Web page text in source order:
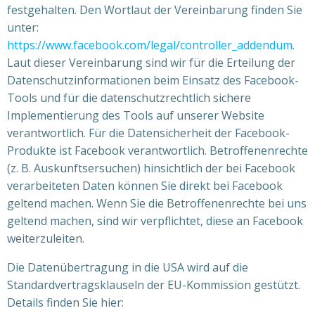
festgehalten. Den Wortlaut der Vereinbarung finden Sie
unter:
https://www.facebook.com/legal/controller_addendum.
Laut dieser Vereinbarung sind wir für die Erteilung der
Datenschutzinformationen beim Einsatz des Facebook-
Tools und für die datenschutzrechtlich sichere
Implementierung des Tools auf unserer Website
verantwortlich. Für die Datensicherheit der Facebook-
Produkte ist Facebook verantwortlich. Betroffenenrechte
(z. B. Auskunftsersuchen) hinsichtlich der bei Facebook
verarbeiteten Daten können Sie direkt bei Facebook
geltend machen. Wenn Sie die Betroffenenrechte bei uns
geltend machen, sind wir verpflichtet, diese an Facebook
weiterzuleiten.
Die Datenübertragung in die USA wird auf die
Standardvertragsklauseln der EU-Kommission gestützt.
Details finden Sie hier: